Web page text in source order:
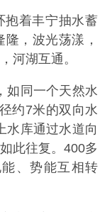
抱着丰宁抽水蓄
，波光荡漾，
河湖互通。
如同一个天然水
约7米的双向水
水库通过水道向
此往复。400多
、势能互相转